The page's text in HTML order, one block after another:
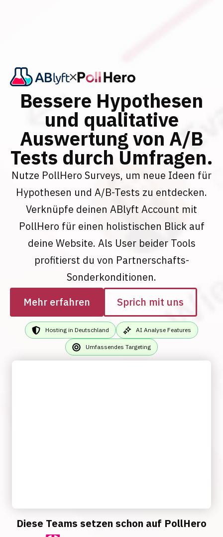
Bessere Hypothesen
und qualitative
Auswertung von A/B
Tests durch Umfragen.
Nutze PollHero Surveys, um neue Ideen für
Hypothesen und A/B-Tests zu entdecken.
Verknüpfe deinen ABlyft Account mit
PollHero für einen holistischen Blick auf
deine Website. Als User beider Tools
profitierst du von Partnerschafts-
Sonderkonditionen.
Mehr erfahren
Sprich mit uns
Hosting in Deutschland AI Analyse Features
Umfassendes Targeting
Diese Teams setzen schon auf PollHero